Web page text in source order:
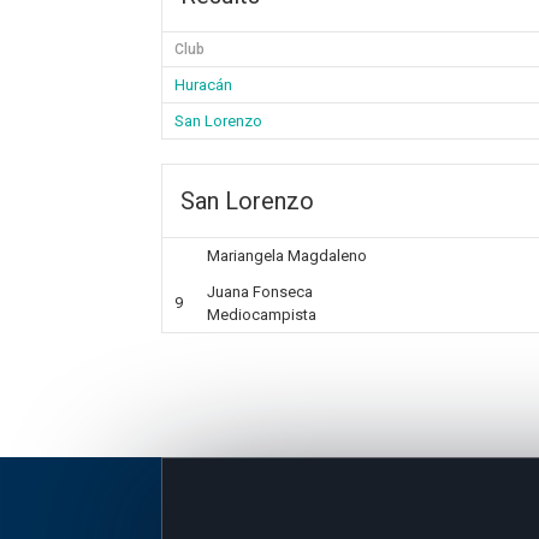
Club
Huracán
San Lorenzo
San Lorenzo
Mariangela Magdaleno
9
Juana Fonseca
Mediocampista